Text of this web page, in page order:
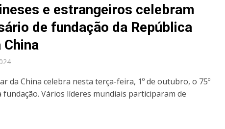
e estrangeiros celebram
de fundação da República
da China celebra nesta terça-feira, 1º de outubro, o 75º
Vários líderes mundiais participaram de